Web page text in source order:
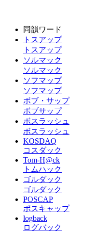
同韻ワード
トスアップ
トスアップ
ソルマック
ソルマック
ソフマップ
ソフマップ
ボブ・サップ
ボブサップ
ボスラッシュ
ボスラッシュ
KOSDAQ
コスダック
Tom-H@ck
トムハック
ゴルダック
ゴルダック
POSCAP
ポスキャップ
logback
ログバック